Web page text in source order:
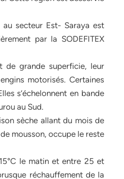
au secteur Est- Saraya est
par la SODEFITEX
de grande superficie, leur
motorisés. Certaines
s’échelonnent en bande
au Sud.
sèche allant du mois de
mousson, occupe le reste
le matin et entre 25 et
réchauffement de la